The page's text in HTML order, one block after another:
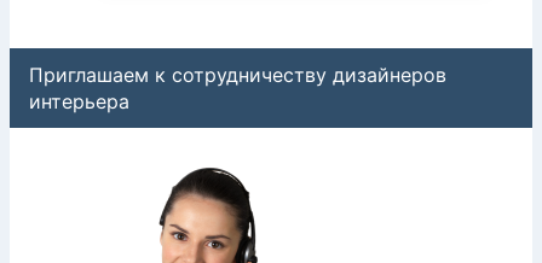
Приглашаем к сотрудничеству дизайнеров
интерьера